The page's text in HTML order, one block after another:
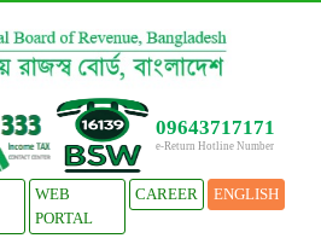
09643717171
e-Return Hotline Number
WEB
PORTAL
CAREER ENGLISH